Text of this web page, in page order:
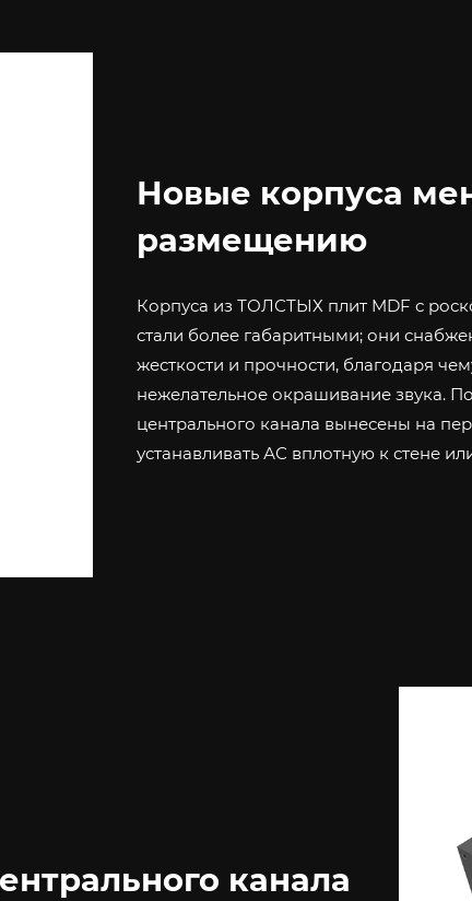
Новые корпуса
размещению
Корпуса из ТОЛСТЫХ плит MDF с
стали более габаритными; они
жесткости и прочности, благодаря
нежелательное окрашивание звука.
центрального канала вынесены на
устанавливать АС вплотную к стене
канала